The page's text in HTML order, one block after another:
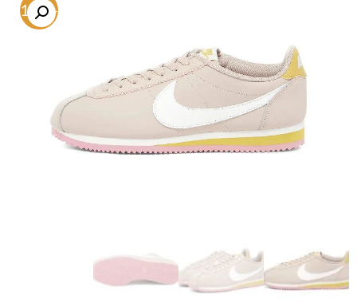
-21.3%